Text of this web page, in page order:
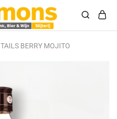
TAILS BERRY MOJITO